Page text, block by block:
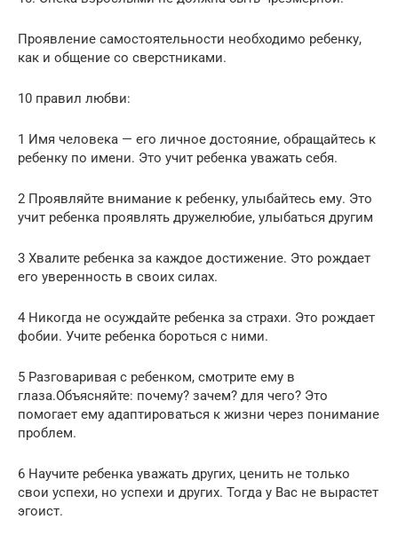
Проявление самостоятельности необходимо ребенку,
как и общение со сверстниками.
10 правил любви:
1 Имя человека — его личное достояние, обращайтесь к
ребенку по имени. Это учит ребенка уважать себя.
2 Проявляйте внимание к ребенку, улыбайтесь ему. Это
учит ребенка проявлять дружелюбие, улыбаться другим
3 Хвалите ребенка за каждое достижение. Это рождает
его уверенность в своих силах.
4 Никогда не осуждайте ребенка за страхи. Это рождает
фобии. Учите ребенка бороться с ними.
5 Разговаривая с ребенком, смотрите ему в
глаза.Объясняйте: почему? зачем? для чего? Это
помогает ему адаптироваться к жизни через понимание
проблем.
6 Научите ребенка уважать других, ценить не только
свои успехи, но успехи и других. Тогда у Вас не вырастет
эгоист.